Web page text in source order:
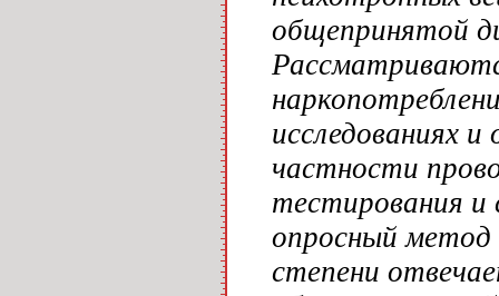
общепринятой
исследованиях
частности
тестирования и
опросный метод
степени